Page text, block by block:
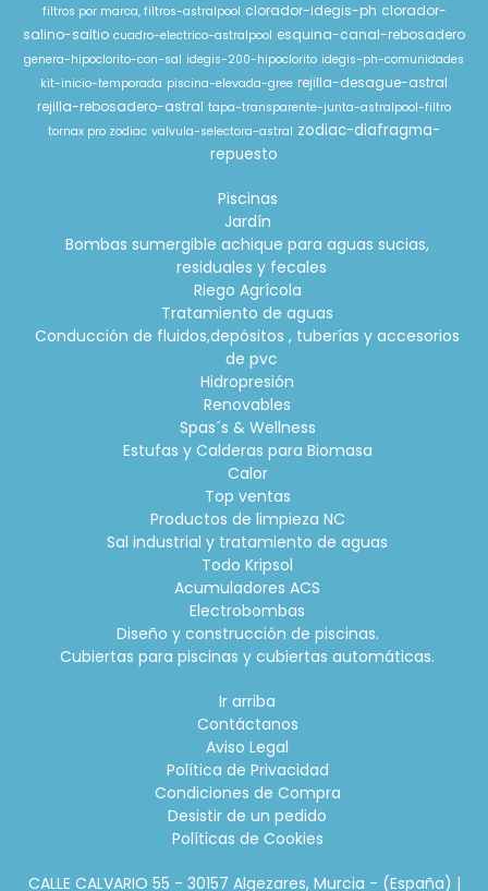
filtros por marca, filtros-astralpool clorador-idegis-ph clorador-
salino-saltio cuadro-electrico-astralpool esquina-canal-rebosadero
genera-hipoclorito-con-sal idegis-200-hipoclorito idegis-ph-comunidades
kit-inicio-temporada piscina-elevada-gree rejilla-desague-astral
rejilla-rebosadero-astral tapa-transparente-junta-astralpool-filtro
tornax pro zodiac valvula-selectora-astral zodiac-diafragma-
repuesto
Piscinas
Jardín
Bombas sumergible achique para aguas sucias,
residuales y fecales
Riego Agrícola
Tratamiento de aguas
Conducción de fluidos,depósitos , tuberías y accesorios
de pvc
Hidropresión
Renovables
Spas´s & Wellness
Estufas y Calderas para Biomasa
Calor
Top ventas
Productos de limpieza NC
Sal industrial y tratamiento de aguas
Todo Kripsol
Acumuladores ACS
Electrobombas
Diseño y construcción de piscinas.
Cubiertas para piscinas y cubiertas automáticas.
Ir arriba
Contáctanos
Aviso Legal
Política de Privacidad
Condiciones de Compra
Desistir de un pedido
Políticas de Cookies
CALLE CALVARIO 55 - 30157 Algezares, Murcia - (España) |